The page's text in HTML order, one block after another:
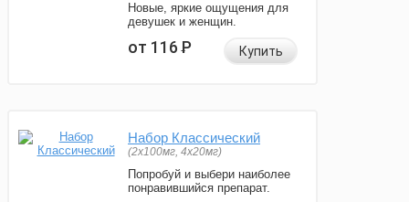
Новые, яркие ощущения для
девушек и женщин.
от 116Р Купить
Набор Классический
(2x100мг, 4x20мг)
Попробуй и выбери наиболее
понравившийся препарат.